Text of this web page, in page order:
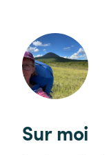
Sur moi